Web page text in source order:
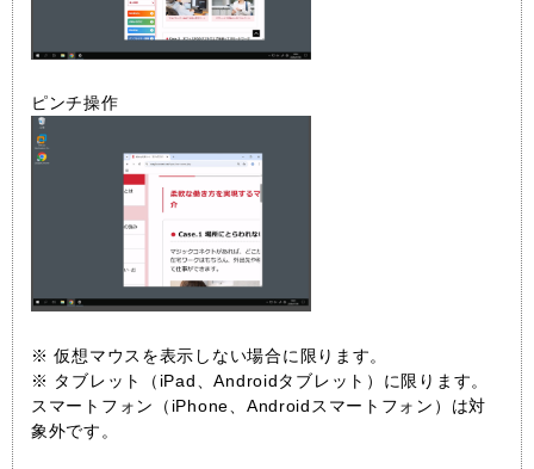
ピンチ操作
※ 仮想マウスを表示しない場合に限ります。
※ タブレット（iPad、Androidタブレット）に限ります。
スマートフォン（iPhone、Androidスマートフォン）は対
象外です。